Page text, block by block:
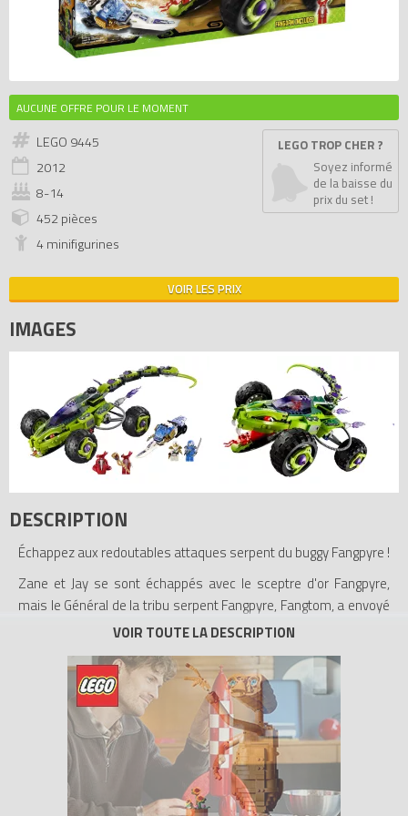
AUCUNE OFFRE POUR LE MOMENT
LEGO 9445
2012
8-14
452 pièces
4 minifigurines
LEGO TROP CHER ?
Soyez informé
de la baisse du
prix du set !
VOIR LES PRIX
IMAGES
DESCRIPTION
Échappez aux redoutables attaques serpent du buggy Fangpyre !
Zane et Jay se sont échappés avec le sceptre d'or Fangpyre,
mais le Général de la tribu serpent Fangpyre, Fangtom, a envoyé
son guerrier serpent Fangdam à leurs trousses. Aidez Zane et
neiges de Zane ! Activez le pulvérisateur de glace du scooter des
neiges pour déraper et éviter les pièges ! Esquivez les coups de
queue et les crocs venimeux du buggy Fangpyre, tandis que vous
fuyez avec le sceptre et l'anti-venin !
- Inclut les figurines de Zane ZX, Jay ZX, Fangtom et Fangdam, le
buggy Fangpyre, le scooter des neiges de Zane, le sceptre d'or
Fangpyre et 4 armes.